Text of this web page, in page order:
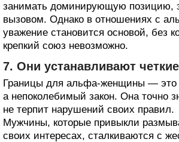
занимать доминирующую позицию,
вызовом. Однако в отношениях с
уважение становится основой, без
крепкий союз невозможно.
7. Они устанавливают
Границы для альфа-женщины — это
а непоколебимый закон. Она точно
не терпит нарушений своих правил.
Мужчины, которые привыкли
своих интересах, сталкиваются с